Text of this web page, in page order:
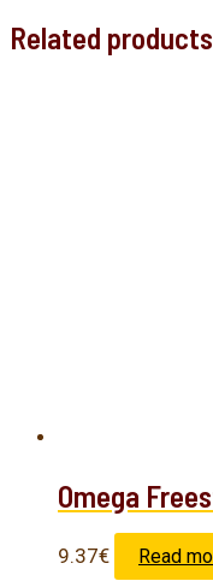
Related products
Omega
9.37€ Read